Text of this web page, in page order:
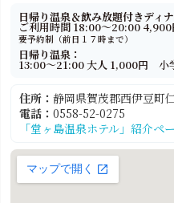
日帰り温泉＆飲み放題付きディ
ご利用時間 18:00～20:00 4,900
要予約制（前日１７時まで）
日帰り温泉：
13:00〜21:00 大人 1,000円
住所： 静岡県賀茂郡西伊豆町
電話： 0558-52-0275
「堂ヶ島温泉ホテル」紹介ペ